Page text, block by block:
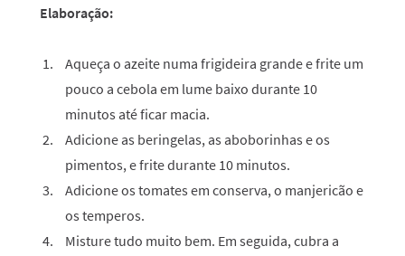
Elaboração:
Aqueça o azeite numa frigideira grande e frite um
pouco a cebola em lume baixo durante 10
minutos até ficar macia.
Adicione as beringelas, as aboborinhas e os
pimentos, e frite durante 10 minutos.
Adicione os tomates em conserva, o manjericão e
os temperos.
Misture tudo muito bem. Em seguida, cubra a